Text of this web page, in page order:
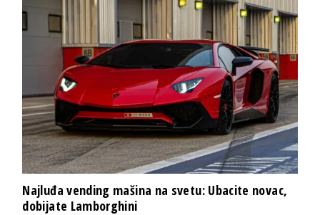
Najluđa vending mašina na svetu: Ubacite novac,
dobijate Lamborghini